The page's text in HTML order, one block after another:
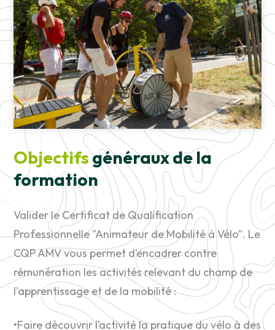
Objectifsgénéraux de la
formation
Valider le Certificat de Qualification
Professionnelle "Animateur de Mobilité à Vélo". Le
CQP AMV vous permet d’encadrer contre
rémunération les activités relevant du champ de
l'apprentissage et de la mobilité :
•Faire découvrir l’activité la pratique du vélo à des